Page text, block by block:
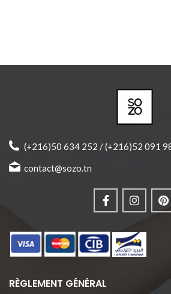
(+216)50 634 252 / (+216)52 091
contact@sozo.tn
RÈGLEMENT GÉNÉRAL